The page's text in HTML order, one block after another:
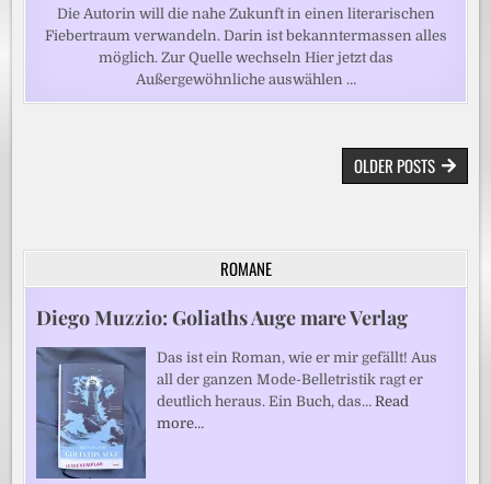
Die Autorin will die nahe Zukunft in einen literarischen
Fiebertraum verwandeln. Darin ist bekanntermassen alles
möglich. Zur Quelle wechseln Hier jetzt das
Außergewöhnliche auswählen …
BEITRAGSNAVIGATIONOLDER POSTS
ROMANE
Diego Muzzio: Goliaths Auge mare Verlag
Das ist ein Roman, wie er mir gefällt! Aus
all der ganzen Mode-Belletristik ragt er
deutlich heraus. Ein Buch, das…Read
more…